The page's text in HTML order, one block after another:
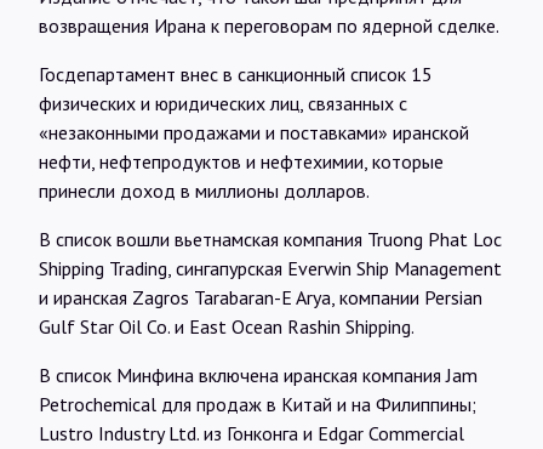
возвращения Ирана к переговорам по ядерной сделке.
Госдепартамент внес в санкционный список 15
физических и юридических лиц, связанных с
«незаконными продажами и поставками» иранской
нефти, нефтепродуктов и нефтехимии, которые
принесли доход в миллионы долларов.
В список вошли вьетнамская компания Truong Phat Loc
Shipping Trading, сингапурская Everwin Ship Management
и иранская Zagros Tarabaran-E Arya, компании Persian
Gulf Star Oil Co. и East Ocean Rashin Shipping.
В список Минфина включена иранская компания Jam
Petrochemical для продаж в Китай и на Филиппины;
Lustro Industry Ltd. из Гонконга и Edgar Commercial